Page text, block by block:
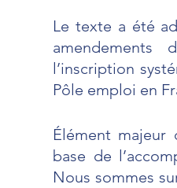
Le texte a été
l’inscription
Pôle emploi en
Élément
base de
Nous sommes